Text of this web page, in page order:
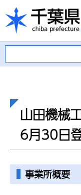
山田機械
6月30日登
事業所概要